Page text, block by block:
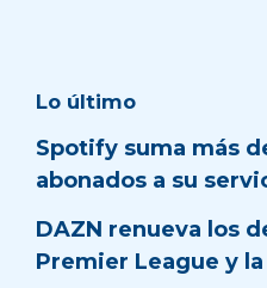
Lo último
Spotify suma más
abonados a su
DAZN renueva los
Premier League y la